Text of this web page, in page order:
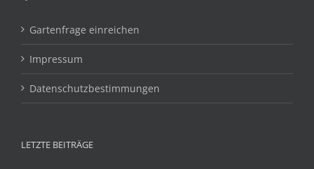
Gartenfrage einreichen
Impressum
Datenschutzbestimmungen
LETZTE BEITRÄGE